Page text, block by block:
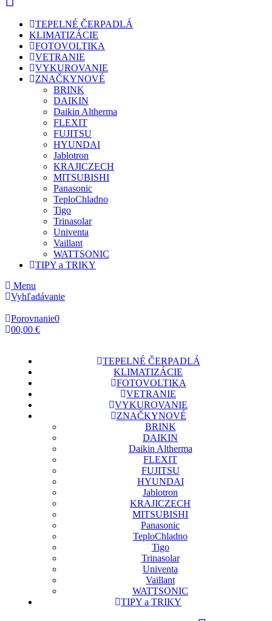
TEPELNÉ ČERPADLÁ
KLIMATIZÁCIE
FOTOVOLTIKA
VETRANIE
VYKUROVANIE
ZNAČKYNOVÉ
BRINK
DAIKIN
Daikin Altherma
FLEXIT
FUJITSU
HYUNDAI
Jablotron
KRAJICZECH
MITSUBISHI
Panasonic
TeploChladno
Tigo
Trinasolar
Univenta
Vaillant
WATTSONIC
TIPY a TRIKY
Menu
Vyhľadávanie
Porovnanie0
00,00 €
TEPELNÉ ČERPADLÁ
KLIMATIZÁCIE
FOTOVOLTIKA
VETRANIE
VYKUROVANIE
ZNAČKYNOVÉ
BRINK
DAIKIN
Daikin Altherma
FLEXIT
FUJITSU
HYUNDAI
Jablotron
KRAJICZECH
MITSUBISHI
Panasonic
TeploChladno
Tigo
Trinasolar
Univenta
Vaillant
WATTSONIC
TIPY a TRIKY